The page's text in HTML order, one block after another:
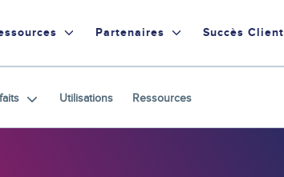
Partenaires Succès Client
Utilisations Ressources